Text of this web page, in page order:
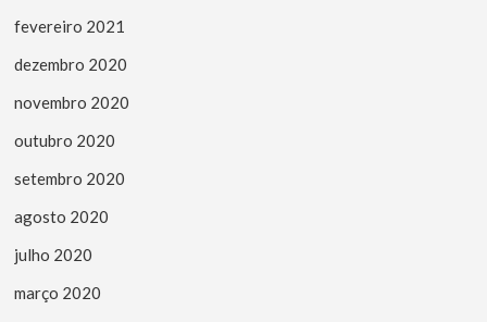
fevereiro 2021
dezembro 2020
novembro 2020
outubro 2020
setembro 2020
agosto 2020
julho 2020
março 2020